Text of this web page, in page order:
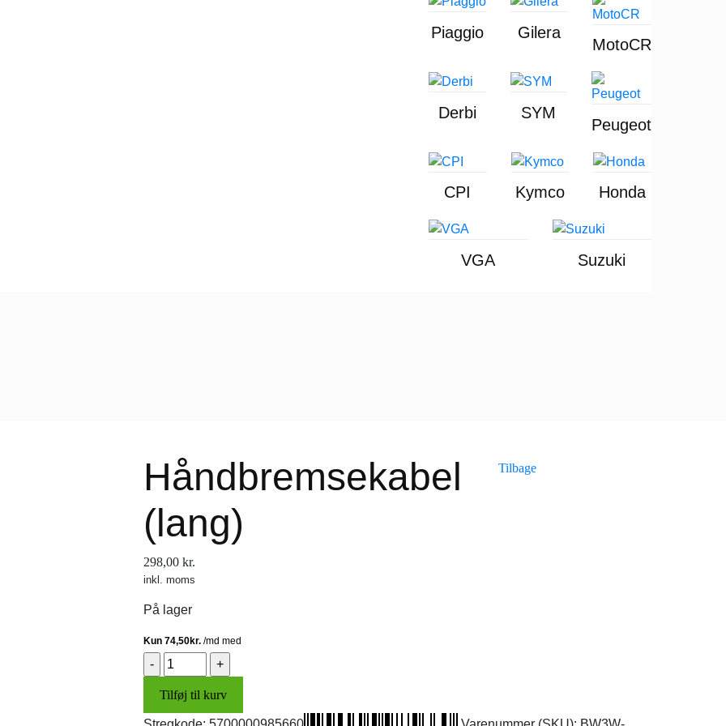
Piaggio Gilera
MotoCR
Derbi SYM
Peugeot
CPI Kymco Honda
VGA Suzuki
Håndbremsekabel
(lang)
Tilbage
298,00 kr.
inkl. moms
På lager
Håndbremsekabel
(lang)
antal
Tilføj til kurv